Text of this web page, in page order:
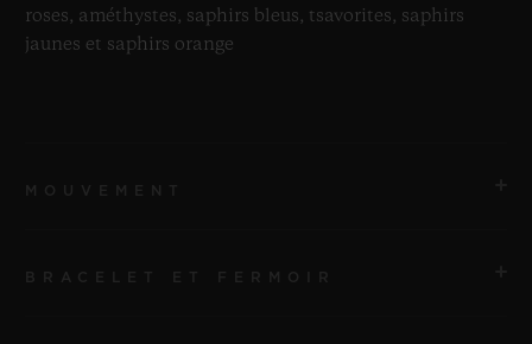
roses, améthystes, saphirs bleus, tsavorites, saphirs
jaunes et saphirs orange